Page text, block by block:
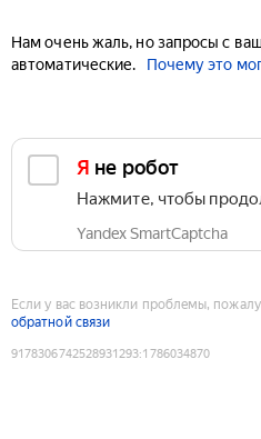
Нам очень жаль, но запросы с
автоматические.
Почему это
Я не робот
Нажмите, чтобы
Yandex SmartCaptcha
Если у вас возникли проблемы,
обратной связи
9178306742528931293:1786034870